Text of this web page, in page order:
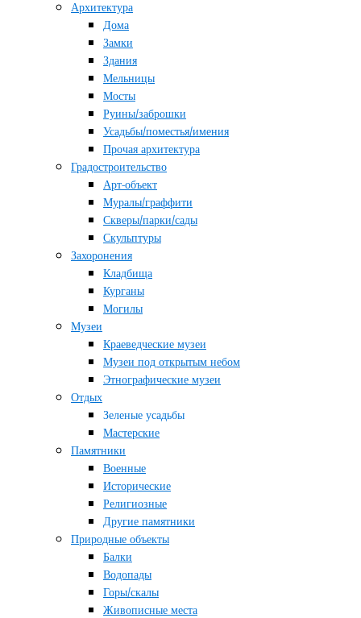
Архитектура
Дома
Замки
Здания
Мельницы
Мосты
Руины/заброшки
Усадьбы/поместья/имения
Прочая архитектура
Градостроительство
Арт-объект
Муралы/граффити
Скверы/парки/сады
Скульптуры
Захоронения
Кладбища
Курганы
Могилы
Музеи
Краеведческие музеи
Музеи под открытым небом
Этнографические музеи
Отдых
Зеленые усадьбы
Мастерские
Памятники
Военные
Исторические
Религиозные
Другие памятники
Природные объекты
Балки
Водопады
Горы/скалы
Живописные места